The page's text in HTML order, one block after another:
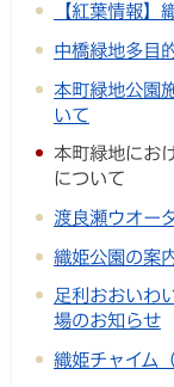
【紅葉情報】
中橋緑地多目
本町緑地公園
いて
本町緑地にお
について
渡良瀬ウオー
織姫公園の案
足利おおいわ
場のお知らせ
織姫チャイム